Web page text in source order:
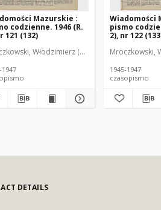
Mazurskie :
codzienne. 1946 (R.
121 (132)
Włodzimierz (1902-1971). Redaktor
1947
Wiadomości
pismo
2), nr 122
Mroczkowski,
1945-1947
czasopismo
DETAILS